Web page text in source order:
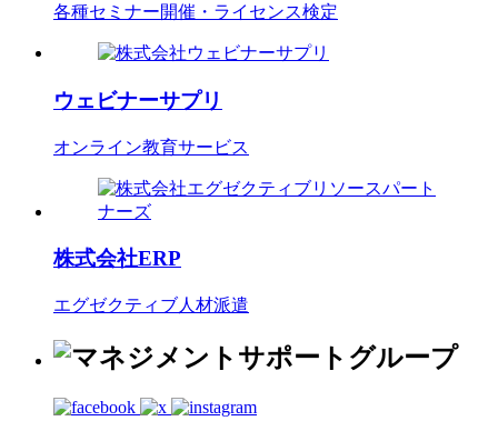
各種セミナー開催・ライセンス検定
ウェビナーサプリ
オンライン教育サービス
株式会社ERP
エグゼクティブ人材派遣